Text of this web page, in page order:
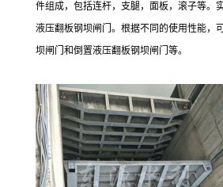
件组成，包括连杆，支腿，面板，滚子等。
液压翻板钢坝闸门。根据不同的使用性能，
坝闸门和倒置液压翻板钢坝闸门等。